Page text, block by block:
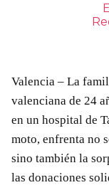
Valencia – La
valenciana de 24
en un hospital de
moto, enfrenta no
sino también la
las donaciones